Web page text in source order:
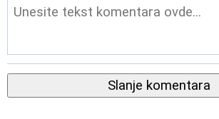
Slanje komentara